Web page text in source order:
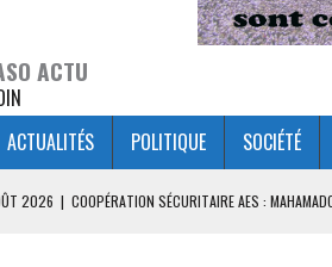
ACTU
ACTUALITÉS POLITIQUE SOCIÉTÉ
2026 | COOPÉRATION SÉCURITAIRE AES :